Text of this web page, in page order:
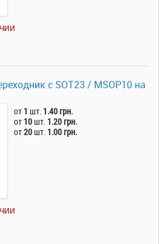
с SOT23 / MSOP10 на
от 1 шт. 1.40 грн.
от 10шт. 1.20 грн.
от20шт. 1.00 грн.